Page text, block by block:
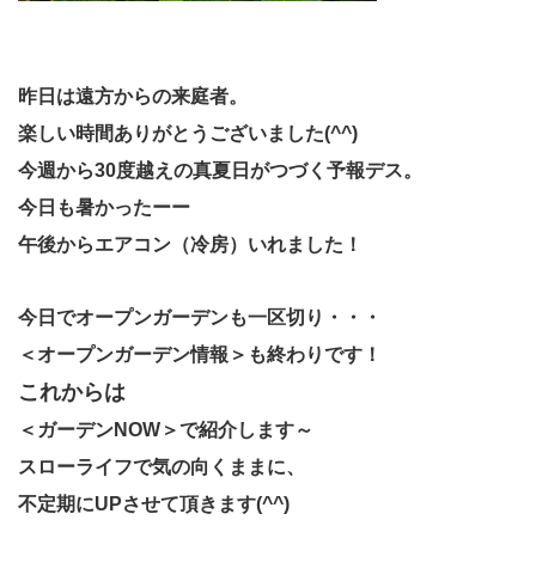
昨日は遠方からの来庭者。
楽しい時間ありがとう ございました(^^)
今週から30度越えの真夏日がつづく予報デス。
今日も暑かったーー
午後からエアコン（冷房）いれました！
今日でオープンガーデンも一区切り・・・
＜オープンガーデン情報＞も終わりです！
これからは
＜ガーデンNOW＞で紹介します～
スローライフで気の向くままに、
不定期にUPさせて頂きます(^^)